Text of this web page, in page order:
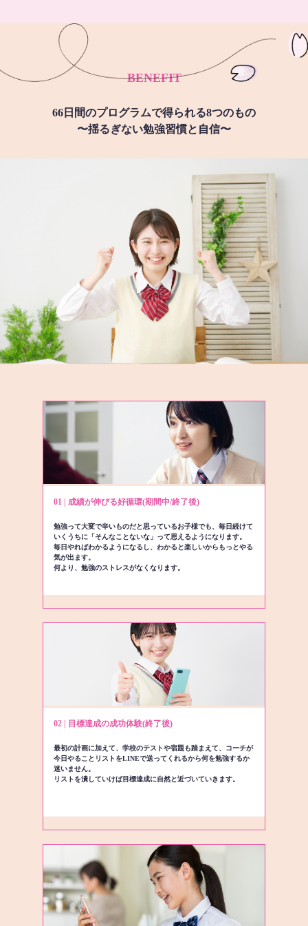
BENEFIT
66日間のプログラムで得られる8つのもの
〜揺るぎない勉強習慣と自信〜
01 | 成績が伸びる好循環(期間中/終了後)
勉強って大変で辛いものだと思っているお子様でも、毎日続けて
いくうちに「そんなことないな」って思えるようになります。
毎日やればわかるようになるし、わかると楽しいからもっとやる
気が出ます。
何より、勉強のストレスがなくなります。
02 | 目標達成の成功体験(終了後)
最初の計画に加えて、学校のテストや宿題も踏まえて、コーチが
今日やることリストをLINEで送ってくれるから何を勉強するか
迷いません。
リストを潰していけば目標達成に自然と近づいていきます。